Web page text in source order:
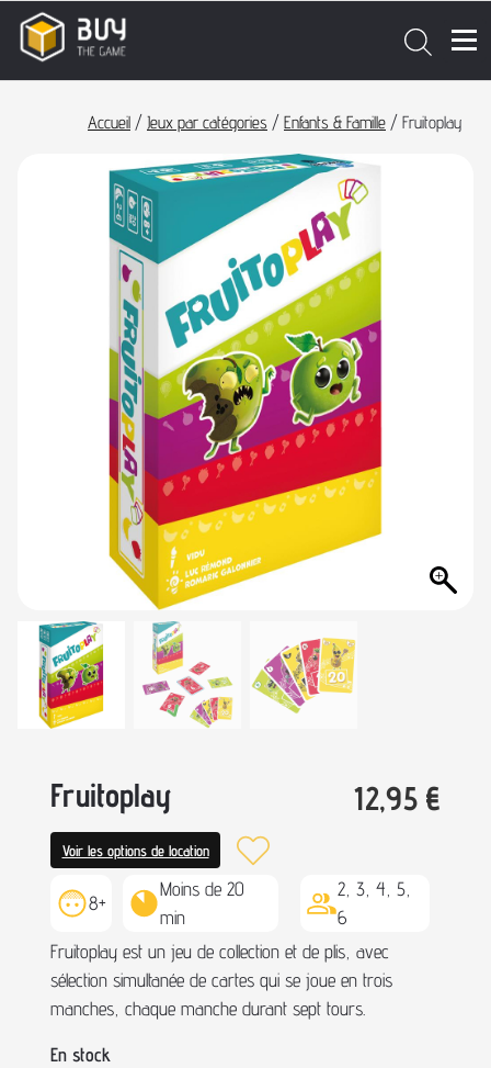
Accueil / Jeux par catégories / Enfants & Famille / Fruitoplay
Fruitoplay 12,95 €
Voir les options de location
8+
Moins de 20
min
2, 3, 4, 5,
6
Fruitoplay est un jeu de collection et de plis, avec
sélection simultanée de cartes qui se joue en trois
manches, chaque manche durant sept tours.
En stock